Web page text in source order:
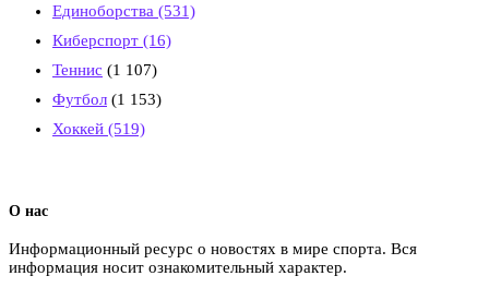
Единоборства (531)
Киберспорт (16)
Теннис (1 107)
Футбол (1 153)
Хоккей (519)
О нас
Информационный ресурс о новостях в мире спорта. Вся
информация носит ознакомительный характер.